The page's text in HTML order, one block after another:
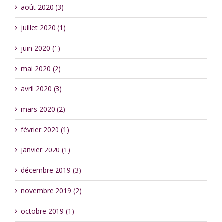
août 2020 (3)
juillet 2020 (1)
juin 2020 (1)
mai 2020 (2)
avril 2020 (3)
mars 2020 (2)
février 2020 (1)
janvier 2020 (1)
décembre 2019 (3)
novembre 2019 (2)
octobre 2019 (1)